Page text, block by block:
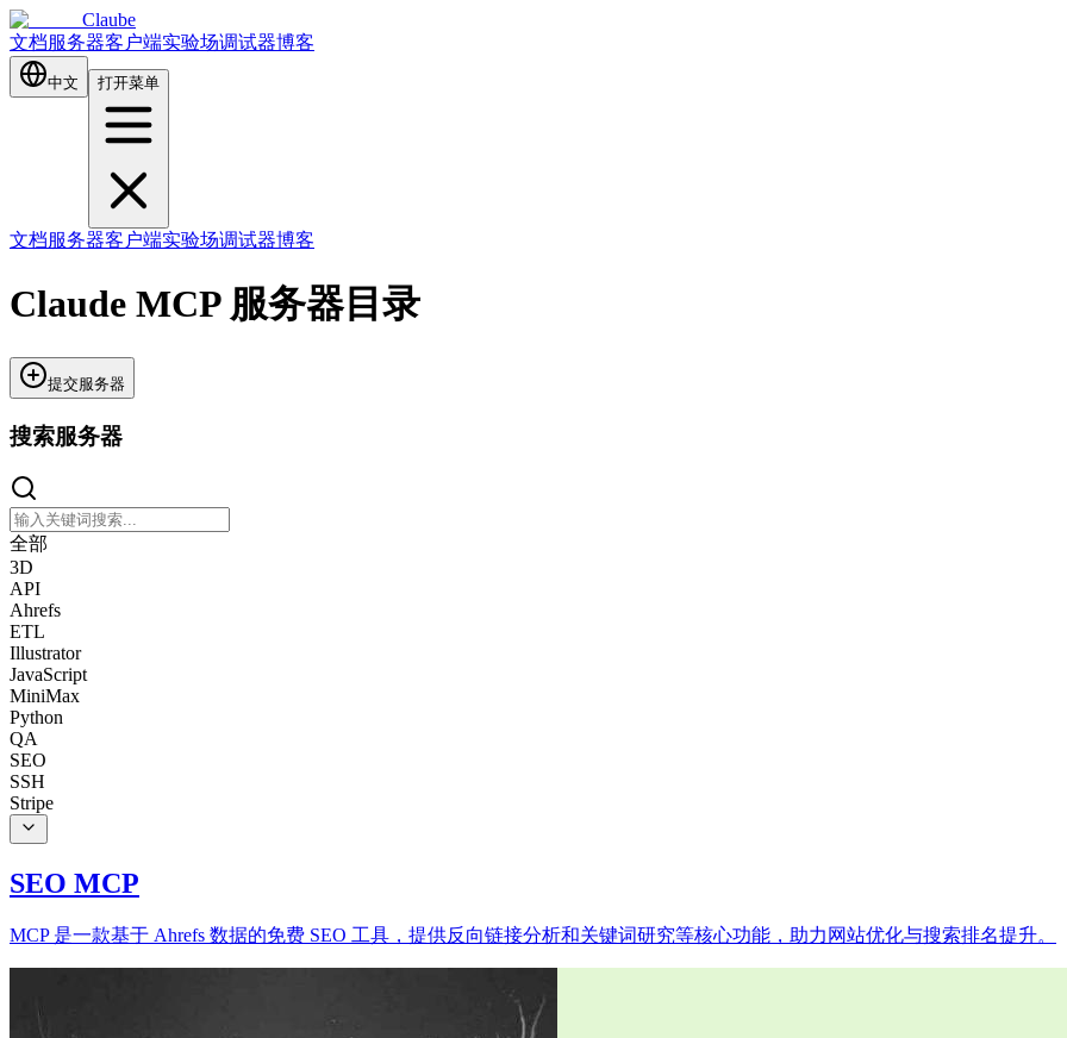
Claube
文档服务器客户端实验场调试器博客
中文 打开菜单
文档服务器客户端实验场调试器博客
Claude MCP 服务器目录
提交服务器
搜索服务器
全部
3D
API
Ahrefs
ETL
Illustrator
JavaScript
MiniMax
Python
QA
SEO
SSH
Stripe
SEO MCP
MCP 是一款基于 Ahrefs 数据的免费 SEO 工具，提供反向链接分析和关键词研究等核心功能，助力网站优化与搜索排名提升。